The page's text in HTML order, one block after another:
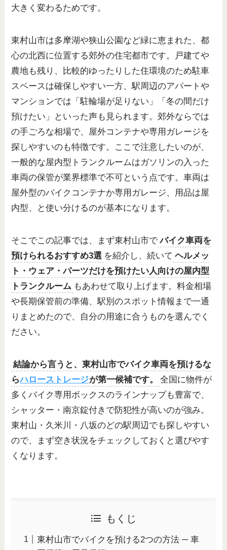
大きく変わるためです。
東村山市は多摩湖や狭山公園など緑に恵まれた、都
心の北西に位置する郊外の住宅都市です。戸建てや
農地も残り、比較的ゆったりした住環境のため駐車
スペースは確保しやすい一方、駅周辺のアパートや
マンションでは「駐輪場が足りない」「冬の間だけ
預けたい」といった声も見られます。郊外ならでは
の手ごろな相場で、屋外コンテナや専用ガレージを
探しやすいのも特徴です。ここで注意したいのが、
一般的な屋内型トランクルームはガソリンの入った
車両の保管が業界標準で不可という点です。車両は
屋外型のバイクコンテナか専用ガレージ、用品は屋
内型、と使い分けるのが基本になります。
そこでこの記事では、まず東村山市で バイク車両を
預けられるおすすめ3選 を紹介し、続いて ヘルメッ
ト・ウェア・パーツだけを預けたい人向けの屋内型
トランクルーム もあわせて取り上げます。料金相場
や長期保管前の準備、駅別のスポット情報まで一通
りまとめたので、自分の用途に合うものを選んでく
ださい。
結論から言うと、東村山市でバイク車両を預けるな
らハローストレージが第一候補です。
全国に物件が
多くバイク専用ボックスのラインナップも豊富で、
シャッター・南京錠付きで防犯性が高いのが強み。
東村山・久米川・八坂のどの駅周辺でも探しやすい
ので、まず空き状況をチェックしておくと選びやす
くなります。
もくじ
東村山市でバイクを預ける2つの方法 ─ 車